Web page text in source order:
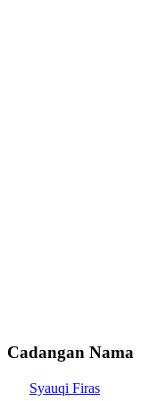
Cadangan Nama
Syauqi Firas